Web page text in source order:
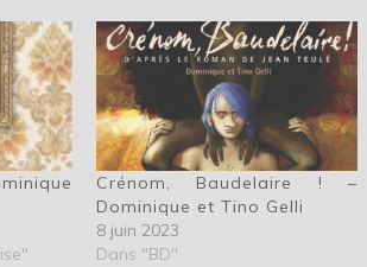
Crénom, Baudelaire ! –
Dominique et Tino Gelli
8 juin 2023
Dans "BD"